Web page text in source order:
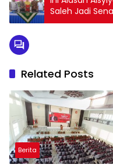
Saleh Jadi
Related Posts
Berita